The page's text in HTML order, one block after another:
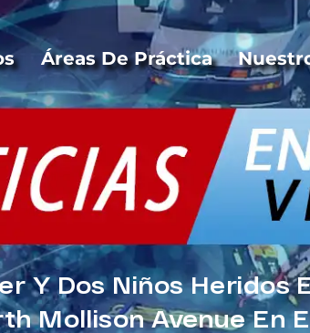
Áreas De Práctica
Y Dos Niños Heridos
Mollison Avenue En